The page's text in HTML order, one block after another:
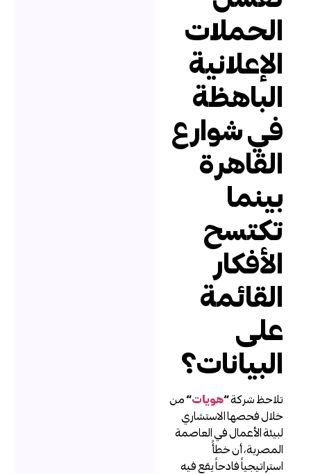
الحملات
الإعلانية
الباهظة
في شوارع
القاهرة
بينما
تكتسح
الأفكار
القائمة
على
البيانات؟
تلاحظ شركة “هويات“من
خلال فحصها الاستشاري
لبيئة الأعمال في العاصمة
المصرية، أن خطأً
استراتيجياً فادحاً يقع فيه